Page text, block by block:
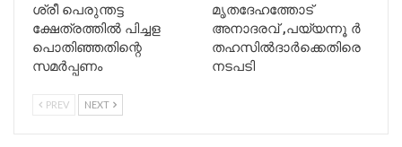
ശ്രീ പെരുന്തട്ട
ക്ഷേത്രത്തിൽ പിച്ചള
പൊതിഞ്ഞതിന്റെ
സമർപ്പണം
മൃതദേഹത്തോട്
അനാദരവ് ,പയ്യന്നൂ ർ
തഹസിൽദാർക്കെതിരെ
നടപടി
PREV NEXT